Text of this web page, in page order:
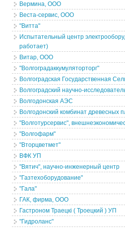
Вермина, ООО
Веста-сервис, ООО
"Витта"
Испытательный центр
работает)
Витар, ООО
"Волгоградаккумуляторторг"
Волгоградская Государственная
Волгоградский научно-
Волгодонская АЭС
Волгодонский комбинат древесных
"Волготурсервис",
"Волгофарм"
"Вторцветмет"
ВФК УП
"Вятич", научно-инженерный центр
"Газтехоборудование"
"Гала"
ГАК, фирма, ООО
Гастроном Траецкi ( Троецкий ) УП
"Гидроланс"